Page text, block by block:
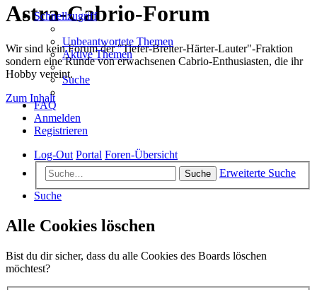
Astra-Cabrio-Forum
Wir sind kein Forum der "Tiefer-Breiter-Härter-Lauter"-Fraktion
sondern eine Runde von erwachsenen Cabrio-Enthusiasten, die ihr
Hobby vereint.
Zum Inhalt
Schnellzugriff
Unbeantwortete Themen
Aktive Themen
Suche
FAQ
Anmelden
Registrieren
Log-Out Portal Foren-Übersicht
Suche
Erweiterte Suche
Suche
Alle Cookies löschen
Bist du dir sicher, dass du alle Cookies des Boards löschen
möchtest?